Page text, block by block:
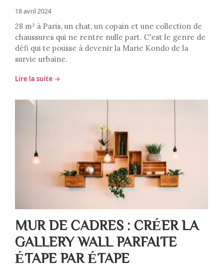
18 avril 2024
28 m² à Paris, un chat, un copain et une collection de
chaussures qui ne rentre nulle part. C'est le genre de
défi qui te pousse à devenir la Marie Kondo de la
survie urbaine.
Lire la suite →
MUR DE CADRES : CRÉER LA
GALLERY WALL PARFAITE
ÉTAPE PAR ÉTAPE